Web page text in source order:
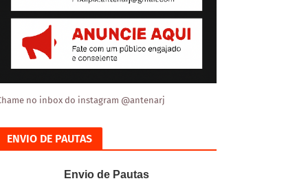
no inbox do instagram @antenarj
ENVIO DE PAUTAS
Envio de Pautas